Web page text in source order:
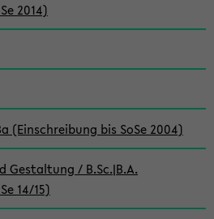
2014)
(Einschreibung bis SoSe 2004)
Gestaltung / B.Sc.|B.A.
14/15)